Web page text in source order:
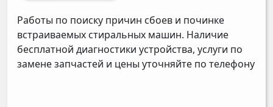
Работы по поиску причин сбоев и починке
встраиваемых стиральных машин. Наличие
бесплатной диагностики устройства, услуги по
замене запчастей и цены уточняйте по телефону